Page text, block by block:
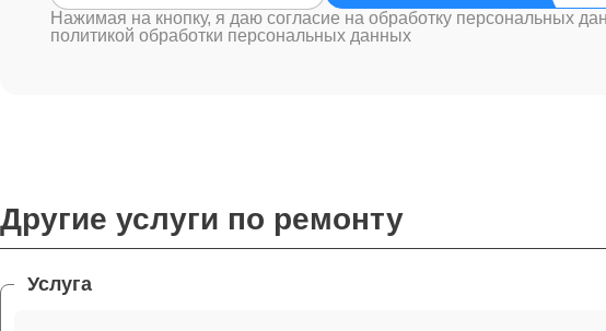
Нажимая на кнопку, я даю согласие на обработку персональных
политикой обработки персональных данных
Другие услуги по ремонту
Услуга